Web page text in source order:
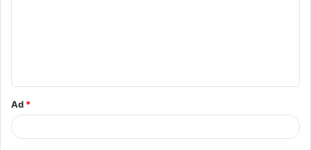
Ad *